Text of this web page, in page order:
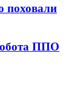
поховали
ППО